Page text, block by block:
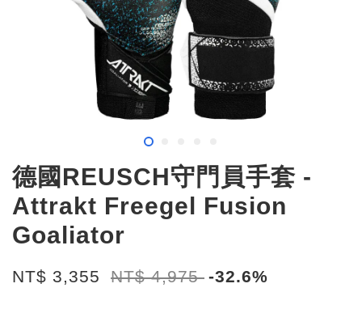
德國REUSCH守門員手套 -
Attrakt Freegel Fusion
Goaliator
NT$ 3,355 NT$ 4,975 -32.6%